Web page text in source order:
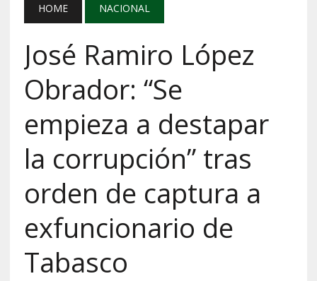
HOME NACIONAL
José Ramiro López
Obrador: “Se
empieza a destapar
la corrupción” tras
orden de captura a
exfuncionario de
Tabasco